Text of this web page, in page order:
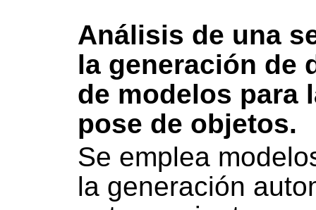
Análisis de una
la generación de
de modelos para
pose de objetos.
Se emplea
la generación